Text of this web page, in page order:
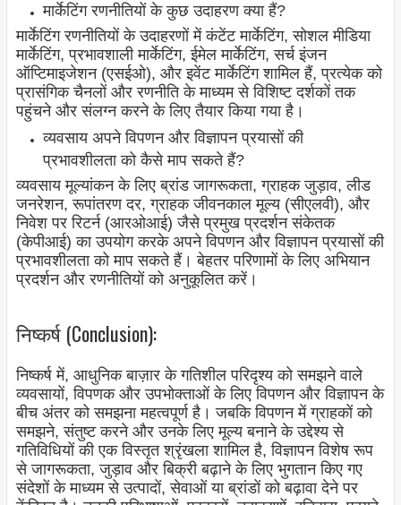
मार्केटिंग रणनीतियों के कुछ उदाहरण क्या हैं?
मार्केटिंग रणनीतियों के उदाहरणों में कंटेंट मार्केटिंग, सोशल मीडिया
मार्केटिंग, प्रभावशाली मार्केटिंग, ईमेल मार्केटिंग, सर्च इंजन
ऑप्टिमाइजेशन (एसईओ), और इवेंट मार्केटिंग शामिल हैं, प्रत्येक को
प्रासंगिक चैनलों और रणनीति के माध्यम से विशिष्ट दर्शकों तक
पहुंचने और संलग्न करने के लिए तैयार किया गया है।
व्यवसाय अपने विपणन और विज्ञापन प्रयासों की
प्रभावशीलता को कैसे माप सकते हैं?
व्यवसाय मूल्यांकन के लिए ब्रांड जागरूकता, ग्राहक जुड़ाव, लीड
जनरेशन, रूपांतरण दर, ग्राहक जीवनकाल मूल्य (सीएलवी), और
निवेश पर रिटर्न (आरओआई) जैसे प्रमुख प्रदर्शन संकेतक
(केपीआई) का उपयोग करके अपने विपणन और विज्ञापन प्रयासों की
प्रभावशीलता को माप सकते हैं। बेहतर परिणामों के लिए अभियान
प्रदर्शन और रणनीतियों को अनुकूलित करें।
निष्कर्ष (Conclusion):
निष्कर्ष में, आधुनिक बाज़ार के गतिशील परिदृश्य को समझने वाले
व्यवसायों, विपणक और उपभोक्ताओं के लिए विपणन और विज्ञापन के
बीच अंतर को समझना महत्वपूर्ण है। जबकि विपणन में ग्राहकों को
समझने, संतुष्ट करने और उनके लिए मूल्य बनाने के उद्देश्य से
गतिविधियों की एक विस्तृत श्रृंखला शामिल है, विज्ञापन विशेष रूप
से जागरूकता, जुड़ाव और बिक्री बढ़ाने के लिए भुगतान किए गए
संदेशों के माध्यम से उत्पादों, सेवाओं या ब्रांडों को बढ़ावा देने पर